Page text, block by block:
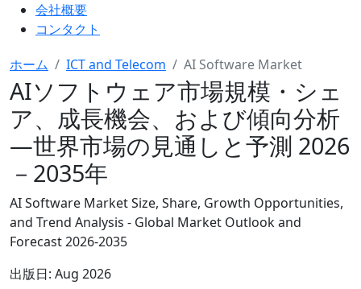
会社概要
コンタクト
ホーム ICT and Telecom AI Software Market
AIソフトウェア市場規模・シェ
ア、成長機会、および傾向分析
―世界市場の見通しと予測 2026
－2035年
AI Software Market Size, Share, Growth Opportunities,
and Trend Analysis - Global Market Outlook and
Forecast 2026-2035
出版日: Aug 2026